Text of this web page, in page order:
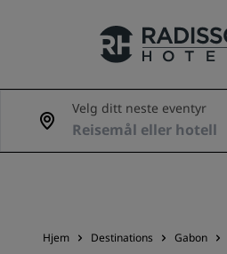
Merkevarene våre
Velg ditt neste eventyr
Hjem Destinations Gabon